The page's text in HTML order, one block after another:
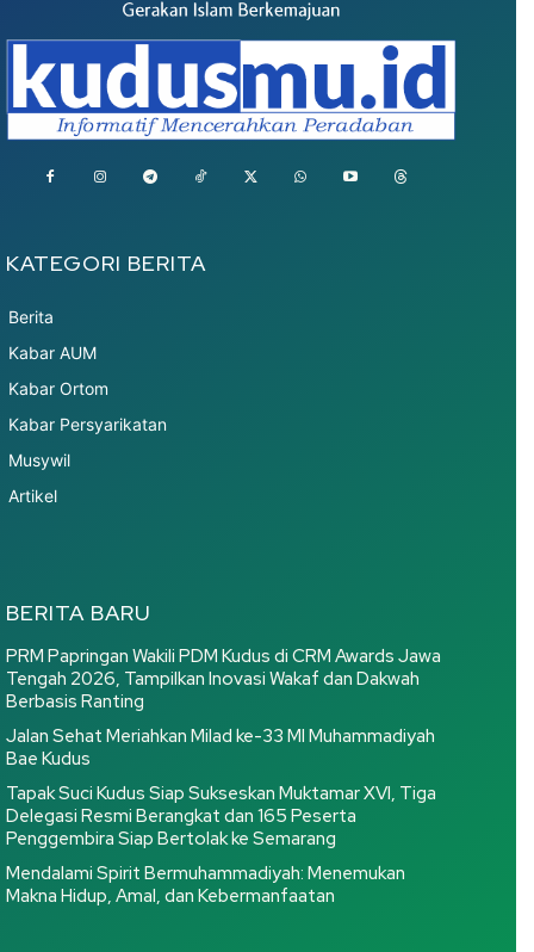
KATEGORI BERITA
Berita
Kabar AUM
Kabar Ortom
Kabar Persyarikatan
Musywil
Artikel
BERITA BARU
PRM Papringan Wakili PDM Kudus di CRM Awards Jawa
Tengah 2026, Tampilkan Inovasi Wakaf dan Dakwah
Berbasis Ranting
Jalan Sehat Meriahkan Milad ke-33 MI Muhammadiyah
Bae Kudus
Tapak Suci Kudus Siap Sukseskan Muktamar XVI, Tiga
Delegasi Resmi Berangkat dan 165 Peserta
Penggembira Siap Bertolak ke Semarang
Mendalami Spirit Bermuhammadiyah: Menemukan
Makna Hidup, Amal, dan Kebermanfaatan